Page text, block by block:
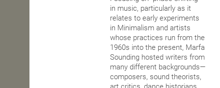
in music, particularly as it
relates to early experiments
in Minimalism and artists
whose practices run from the
1960s into the present, Marfa
Sounding hosted writers from
many different backgrounds—
composers, sound theorists,